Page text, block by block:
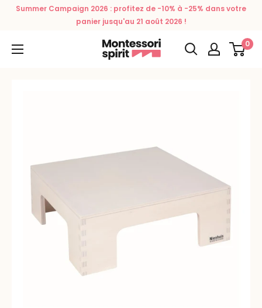
PasserSummer Campaign 2026 : profitez de -10% à -25% dans votre
panier jusqu'au 21 août 2026 !
Montessori
Spirit
0